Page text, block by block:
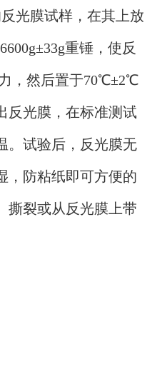
光膜试样，在其上放
重锤，使反
，然后置于70℃±2℃
反光膜，在标准测试
。试验后，反光膜无
，防粘纸即可方便的
撕裂或从反光膜上带